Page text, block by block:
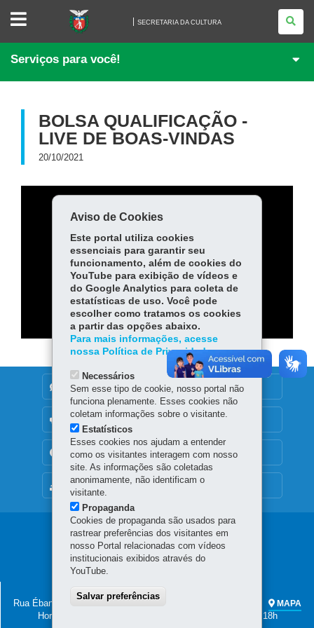
SECRETARIA
CULTURA
SECRETARIA DA CULTURA
Serviços para você!
BOLSA QUALIFICAÇÃO -
LIVE DE BOAS-VINDAS
20/10/2021
MAPA DO SITE
DENUNCIE CORRUPÇÃO
OUVIDORIA
TRANSPARÊNCIA INSTITUCIONAL
Navegação
Principal
Secc SECRETARIA DA CULTURA
Rua Ébano Pereira, 240 - Centro-80.410-240 MAPA
Horário de atendimento: das 8h às 12h e das 13h30 às 18h
Aviso de Cookies
Este portal utiliza cookies
essenciais para garantir seu
funcionamento, além de cookies do
YouTube para exibição de vídeos e
do Google Analytics para coleta de
estatísticas de uso. Você pode
escolher como tratamos os cookies
a partir das opções abaixo.
Para mais informações, acesse
nossa Política de Privacidade.
Necessários
Sem esse tipo de cookie, nosso portal não
funciona plenamente. Esses cookies não
coletam informações sobre o visitante.
Estatísticos
Esses cookies nos ajudam a entender
como os visitantes interagem com nosso
site. As informações são coletadas
anonimamente, não identificam o
visitante.
Propaganda
Cookies de propaganda são usados para
rastrear preferências dos visitantes em
nosso Portal relacionadas com vídeos
institucionais exibidos através do
YouTube.
Salvar preferências